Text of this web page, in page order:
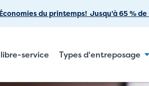
au
Économies du printemps! Jusqu'à 65 %
service Types d'entreposage